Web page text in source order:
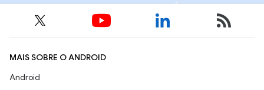
MAIS SOBRE O ANDROID
Android